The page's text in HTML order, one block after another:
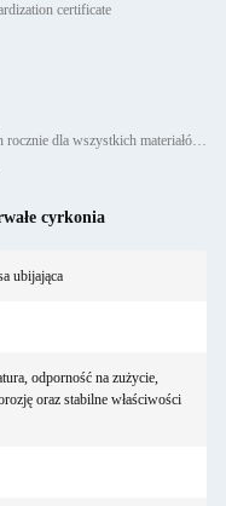
certificate
Możliwość Supply: ponad 120 000 ton metrycznych rocznie dla wszystkich materiałów ogniotrwałych: odlewów, półfabrykató
cyrkonia
ubijająca
odporność na zużycie,
oraz stabilne właściwości